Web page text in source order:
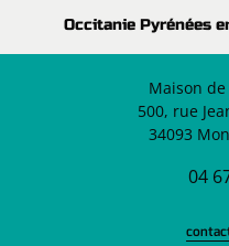
Occitanie Pyrénées
Maison
500, rue
34093
04